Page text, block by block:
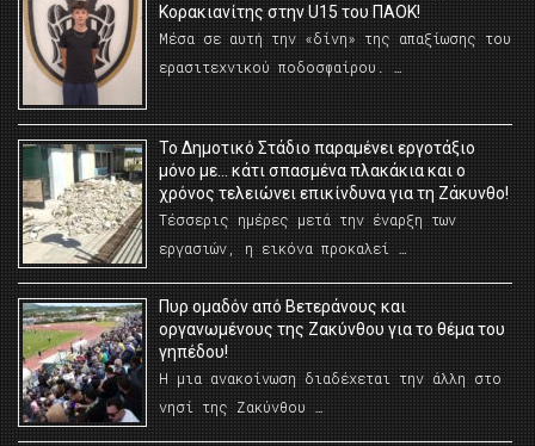
Κορακιανίτης στην U15 του ΠΑΟΚ!
Μέσα σε αυτή την «δίνη» της απαξίωσης του
ερασιτεχνικού ποδοσφαίρου. …
Το Δημοτικό Στάδιο παραμένει εργοτάξιο
μόνο με… κάτι σπασμένα πλακάκια και ο
χρόνος τελειώνει επικίνδυνα για τη Ζάκυνθο!
Τέσσερις ημέρες μετά την έναρξη των
εργασιών, η εικόνα προκαλεί …
Πυρ ομαδόν από Βετεράνους και
οργανωμένους της Ζακύνθου για το θέμα του
γηπέδου!
Η μια ανακοίνωση διαδέχεται την άλλη στο
νησί της Ζακύνθου …